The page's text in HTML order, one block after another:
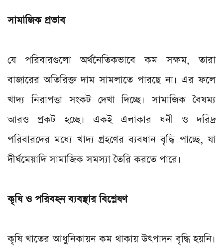
সামাজিক প্রভাব
যে পরিবারগুলো অর্থনৈতিকভাবে কম সক্ষম, তারা
বাজারের অতিরিক্ত দাম সামলাতে পারছে না। এর ফলে
খাদ্য নিরাপত্তা সংকট দেখা দিচ্ছে। সামাজিক বৈষম্য
আরও প্রকট হচ্ছে। একই এলাকার ধনী ও দরিদ্র
পরিবারদের মধ্যে খাদ্য গ্রহণের ব্যবধান বৃদ্ধি পাচ্ছে, যা
দীর্ঘমেয়াদি সামাজিক সমস্যা তৈরি করতে পারে।
কৃষি ও পরিবহন ব্যবস্থার বিশ্লেষণ
কৃষি খাতের আধুনিকায়ন কম থাকায় উৎপাদন বৃদ্ধি হয়নি।